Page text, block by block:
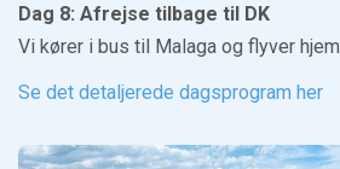
Dag 8: Afrejse tilbage til DK
Vi kører i bus til Malaga og flyver
Se det detaljerede dagsprogram her